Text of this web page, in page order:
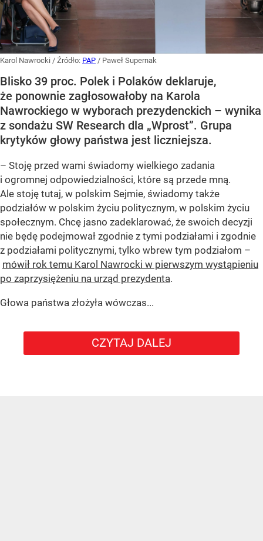
Karol Nawrocki / Źródło: PAP / Paweł Supernak
Blisko 39 proc. Polek i Polaków deklaruje,
że ponownie zagłosowałoby na Karola
Nawrockiego w wyborach prezydenckich – wynika
z sondażu SW Research dla „Wprost”. Grupa
krytyków głowy państwa jest liczniejsza.
– Stoję przed wami świadomy wielkiego zadania
i ogromnej odpowiedzialności, które są przede mną.
Ale stoję tutaj, w polskim Sejmie, świadomy także
podziałów w polskim życiu politycznym, w polskim życiu
społecznym. Chcę jasno zadeklarować, że swoich decyzji
nie będę podejmował zgodnie z tymi podziałami i zgodnie
z podziałami politycznymi, tylko wbrew tym podziałom –
mówił rok temu Karol Nawrocki w pierwszym wystąpieniu
po zaprzysiężeniu na urząd prezydenta.
Głowa państwa złożyła wówczas...
CZYTAJ DALEJ